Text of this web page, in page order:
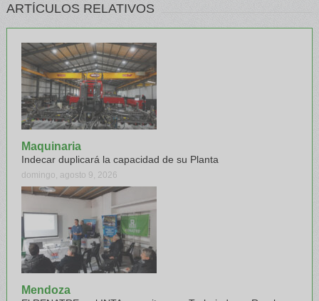
ARTÍCULOS RELATIVOS
Maquinaria
Indecar duplicará la capacidad de su Planta
domingo, agosto 9, 2026
Mendoza